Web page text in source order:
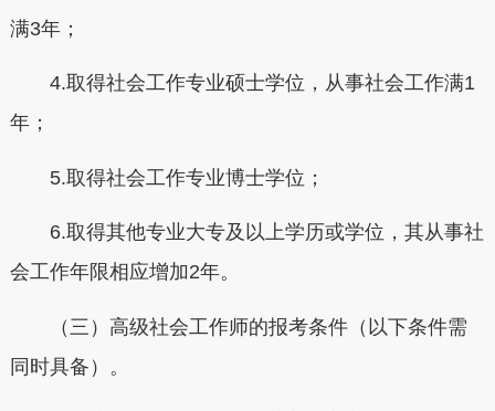
满3年；
4.取得社会工作专业硕士学位，从事社会工作满1
年；
5.取得社会工作专业博士学位；
6.取得其他专业大专及以上学历或学位，其从事社
会工作年限相应增加2年。
（三）高级社会工作师的报考条件（以下条件需
同时具备）。